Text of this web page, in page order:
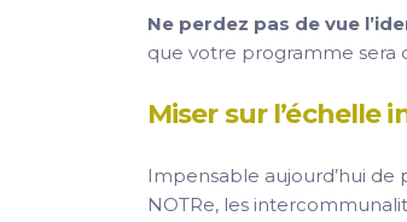
Ne perdez pas de vue
que votre programme sera
Miser sur l’échelle
Impensable aujourd’hui
NOTRe, les